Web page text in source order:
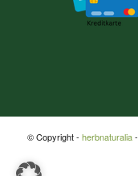
© Copyright - herbnaturalia-